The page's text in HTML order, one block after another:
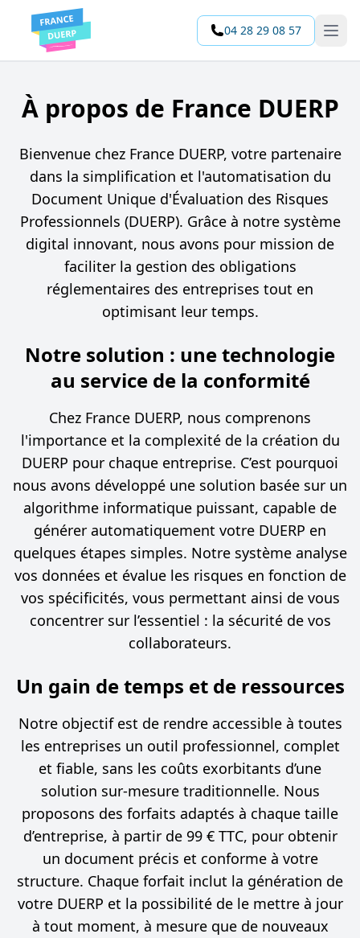
04 28 29 08 57
À propos de France DUERP
Bienvenue chez France DUERP, votre partenaire
dans la simplification et l'automatisation du
Document Unique d'Évaluation des Risques
Professionnels (DUERP). Grâce à notre système
digital innovant, nous avons pour mission de
faciliter la gestion des obligations
réglementaires des entreprises tout en
optimisant leur temps.
Notre solution : une technologie
au service de la conformité
Chez France DUERP, nous comprenons
l'importance et la complexité de la création du
DUERP pour chaque entreprise. C’est pourquoi
nous avons développé une solution basée sur un
algorithme informatique puissant, capable de
générer automatiquement votre DUERP en
quelques étapes simples. Notre système analyse
vos données et évalue les risques en fonction de
vos spécificités, vous permettant ainsi de vous
concentrer sur l’essentiel : la sécurité de vos
collaborateurs.
Un gain de temps et de ressources
Notre objectif est de rendre accessible à toutes
les entreprises un outil professionnel, complet
et fiable, sans les coûts exorbitants d’une
solution sur-mesure traditionnelle. Nous
proposons des forfaits adaptés à chaque taille
d’entreprise, à partir de 99 € TTC, pour obtenir
un document précis et conforme à votre
structure. Chaque forfait inclut la génération de
votre DUERP et la possibilité de le mettre à jour
à tout moment, à mesure que de nouveaux